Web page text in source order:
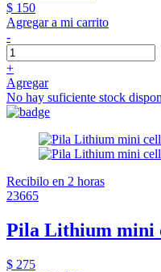
$ 150
Agregar a mi carrito
-
+
Agregar
No hay suficiente stock
Recibilo en 2 horas
23665
Pila Lithium mini
$ 275